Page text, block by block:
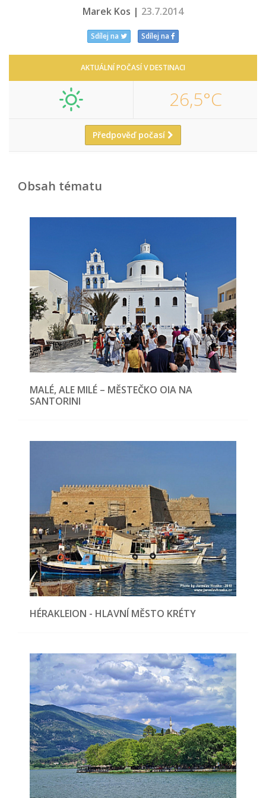
Marek Kos | 23.7.2014
Sdílej na Sdílej na
AKTUÁLNÍ POČASÍ V DESTINACI
26,5°C
Předpověď počasí
Obsah tématu
MALÉ, ALE MILÉ – MĚSTEČKO OIA NA
SANTORINI
HÉRAKLEION - HLAVNÍ MĚSTO KRÉTY